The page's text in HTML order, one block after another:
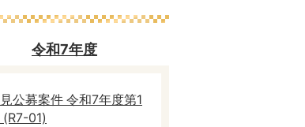
令和7年度
公募案件 令和7年度第1
(R7-01)